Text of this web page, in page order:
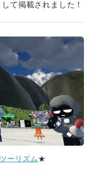
て掲載されました！
ーリズム ★